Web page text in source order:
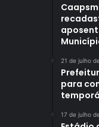
21 de julho
para
17 de julho